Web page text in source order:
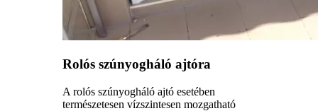
Rolós szúnyogháló ajtóra
A rolós szúnyogháló ajtó esetében
természetesen vízszintesen mozgatható